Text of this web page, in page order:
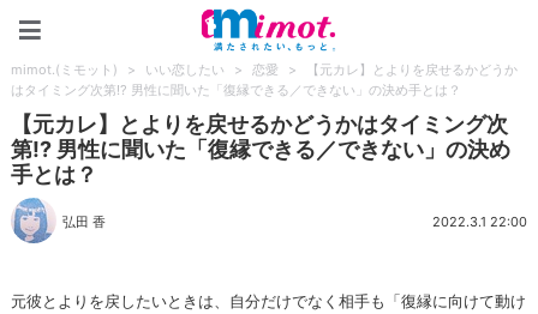
mimot.(ミモット) > いい恋したい > 恋愛 >
【元カレ】とよりを戻せるかどうか
はタイミング次第!? 男性に聞いた「復縁できる／できない」の決め手とは？
【元カレ】とよりを戻せるかどうかはタイミング次
第!? 男性に聞いた「復縁できる／できない」の決め
手とは？
弘田 香 2022.3.1 22:00
元彼とよりを戻したいときは、自分だけでなく相手も「復縁に向けて動け